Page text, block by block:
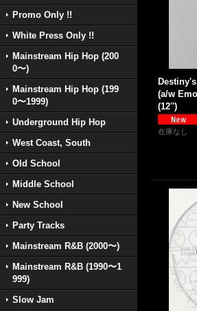
Promo Only !!
White Press Only !!
Mainstream Hip Hop (200
0〜)
Mainstream Hip Hop (199
0〜1999)
Underground Hip Hop
West Coast, South
Old School
Middle School
New School
Party Tracks
Mainstream R&B (2000〜)
Mainstream R&B (1990〜1
999)
Slow Jam
(a/w
(12'')
在庫なし